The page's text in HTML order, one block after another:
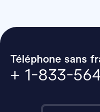
Téléphone sans
+ 1-833-